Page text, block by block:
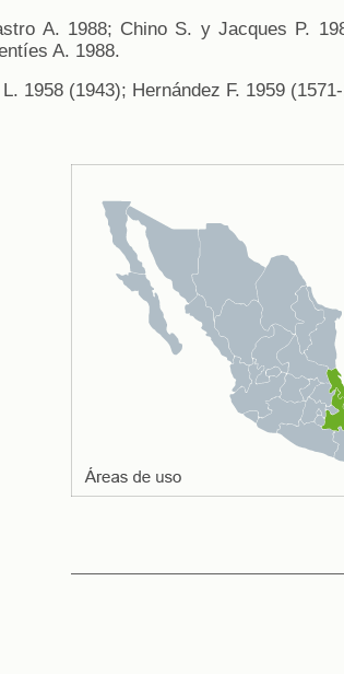
A. 1988; Chino S. y Jacques P.
A. 1988.
1958 (1943); Hernández F. 1959